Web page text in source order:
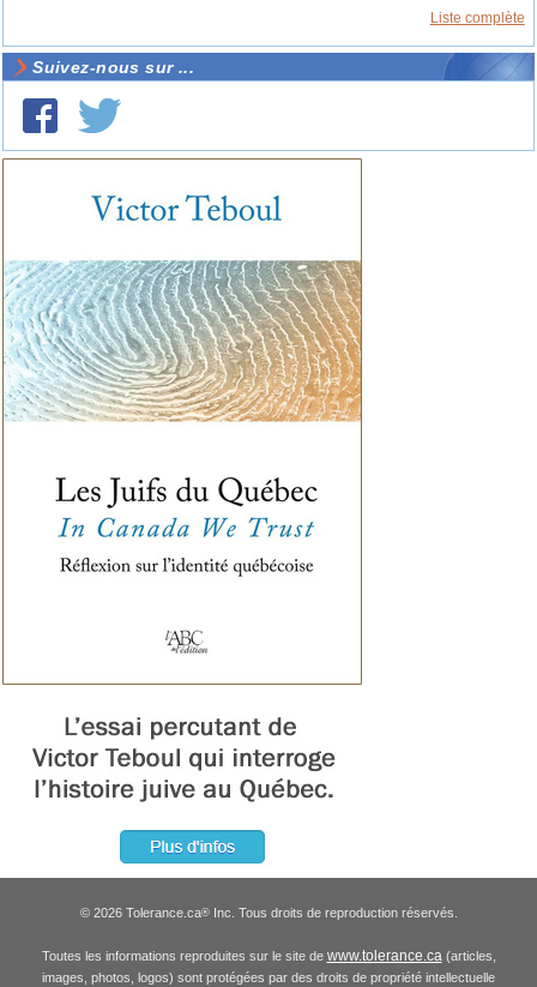
Liste complète
Suivez-nous sur ...
© 2026 Tolerance.ca®Inc. Tous droits de reproduction réservés.
Toutes les informations reproduites sur le site de www.tolerance.ca(articles,
images, photos, logos) sont protégées par des droits de propriété intellectuelle